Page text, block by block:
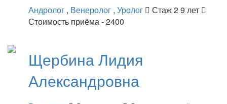
Андролог , Венеролог , Уролог
Стаж 2 9 лет
Стоимость приёма - 2400
ЩербинаЛидия
Александровна